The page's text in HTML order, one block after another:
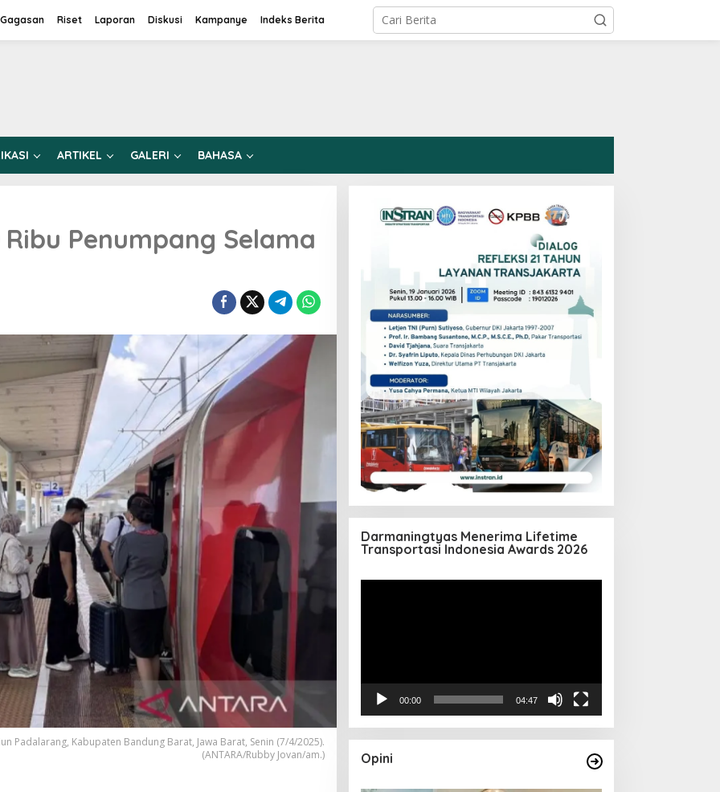
Gagasan Riset Laporan Diskusi Kampanye Indeks Berita
ARTIKEL GALERI BAHASA
Penumpang Selama
Padalarang, Kabupaten Bandung Barat, Jawa Barat, Senin (7/4/2025).
(ANTARA/Rubby Jovan/am.)
Darmaningtyas Menerima Lifetime
Transportasi Indonesia Awards 2026
00:00 04:47
Opini